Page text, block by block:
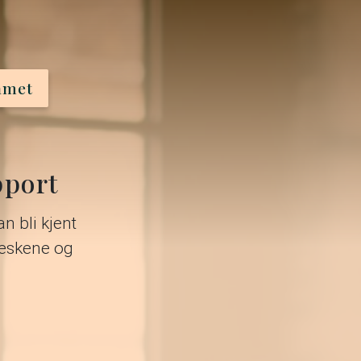
bli kjent
og